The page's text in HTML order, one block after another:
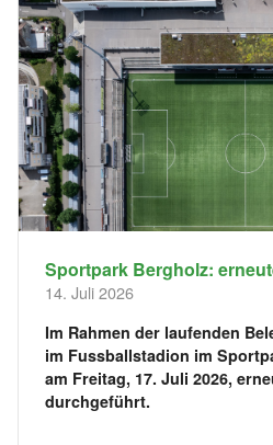
Sportpark Bergholz:
14. Juli 2026
Im Rahmen der laufenden
im Fussballstadion im
am Freitag, 17. Juli 2026,
durchgeführt.